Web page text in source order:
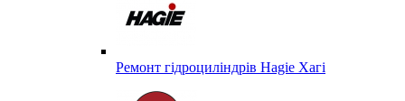
Ремонт гідроциліндрів Hagie Хагі